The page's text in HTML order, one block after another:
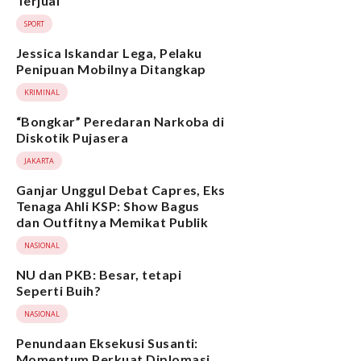
SPORT
Jessica Iskandar Lega, Pelaku
Penipuan Mobilnya Ditangkap
KRIMINAL
“Bongkar” Peredaran Narkoba di
Diskotik Pujasera
JAKARTA
Ganjar Unggul Debat Capres, Eks
Tenaga Ahli KSP: Show Bagus
dan Outfitnya Memikat Publik
NASIONAL
NU dan PKB: Besar, tetapi
Seperti Buih?
NASIONAL
Penundaan Eksekusi Susanti: